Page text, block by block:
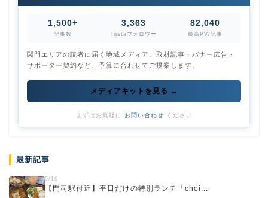
1,500+
記事数
3,363
Instaフォロワー
82,040
最高PV/記事
関門エリアの読者に届く地域メディア。取材記事・バナー広告・
サポーター契約など、予算に合わせてご提案します。
メディアキットを見る →
まずはお気軽に お問い合わせ ください
最新記事
5/16
【門司駅付近】平日だけの特別ランチ「choi...